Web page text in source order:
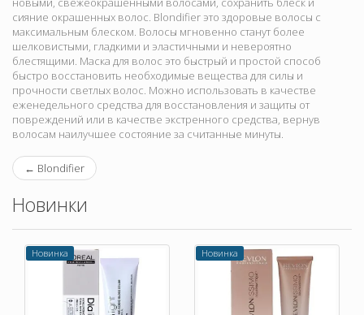
сияние окрашенных волос. Blondifier это здоровые волосы с
максимальным блеском. Волосы мгновенно станут более
шелковистыми, гладкими и эластичными и невероятно
блестящими. Маска для волос это быстрый и простой способ
быстро восстановить необходимые вещества для силы и
прочности светлых волос. Можно использовать в качестве
еженедельного средства для восстановления и защиты от
повреждений или в качестве экстренного средства, вернув
волосам наилучшее состояние за считанные минуты.
← Blondifier
Новинки
Новинка Новинка